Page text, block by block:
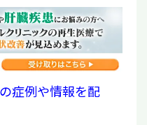
症例や情報を配